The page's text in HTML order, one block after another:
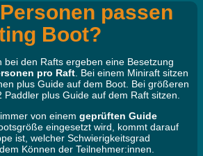
passen
Boot?
bei den Rafts ergeben eine Besetzung
pro Raft . Bei einem Miniraft sitzen
plus Guide auf dem Boot. Bei größeren
plus Guide auf dem Raft sitzen.
von einem geprüften Guide
eingesetzt wird, kommt darauf
ist, welcher Schwierigkeitsgrad
Können der Teilnehmer:innen.